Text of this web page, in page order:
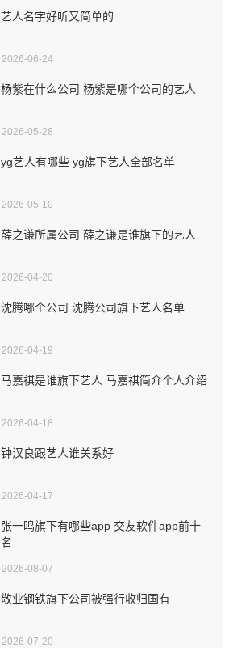
艺人名字好听又简单的
2026-06-24
杨紫在什么公司 杨紫是哪个公司的艺人
2026-05-28
yg艺人有哪些 yg旗下艺人全部名单
2026-05-10
薛之谦所属公司 薛之谦是谁旗下的艺人
2026-04-20
沈腾哪个公司 沈腾公司旗下艺人名单
2026-04-19
马嘉祺是谁旗下艺人 马嘉祺简介个人介绍
2026-04-18
钟汉良跟艺人谁关系好
2026-04-17
张一鸣旗下有哪些app 交友软件app前十
名
2026-08-07
敬业钢铁旗下公司被强行收归国有
2026-07-20